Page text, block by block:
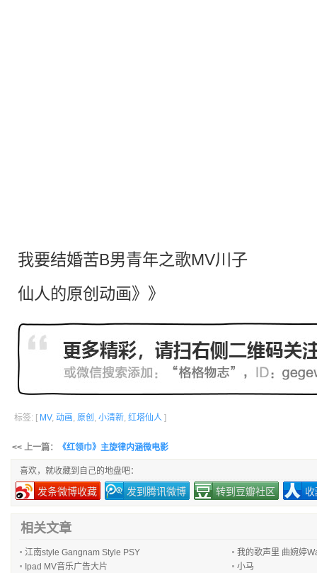
我要结婚苦B男青年之歌MV川子
仙人的原创动画》》
标签: [ MV, 动画, 原创 , 小清新, 红塔仙人 ]
<< 上一篇： 《红领巾》主旋律内涵微电影
喜欢，就收藏到自己的地盘吧：
发条微博收藏 发到腾讯微博 转到豆瓣社区
相关文章
江南style Gangnam Style PSY
我的歌声里 曲婉婷
Ipad MV音乐广告大片
小马